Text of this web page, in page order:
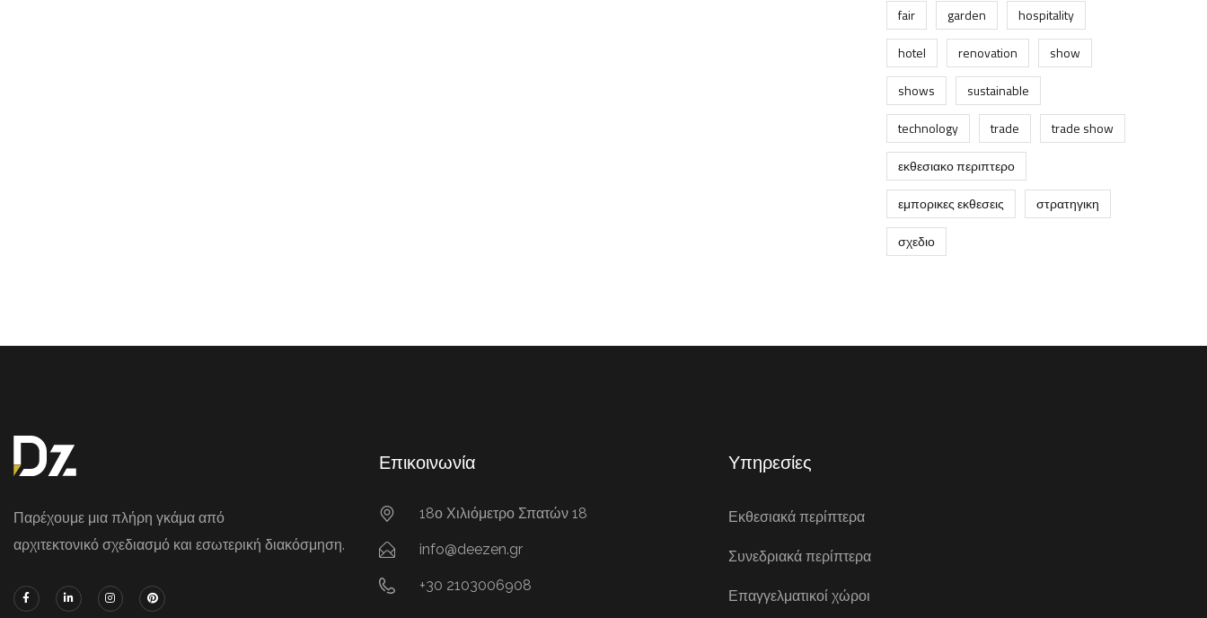
fair
garden
hospitality
hotel
renovation
show
shows
sustainable
technology
trade
trade show
εκθεσιακο περιπτερο
εμπορικες εκθεσεις
στρατηγικη
σχεδιο
Παρέχουμε μια πλήρη γκάμα από
αρχιτεκτονικό σχεδιασμό και εσωτερική διακόσμηση.
Επικοινωνία
18ο Χιλιόμετρο Σπατών 18
info@deezen.gr
+30 2103006908
Υπηρεσίες
Εκθεσιακά περίπτερα
Συνεδριακά περίπτερα
Επαγγελματικοί χώροι